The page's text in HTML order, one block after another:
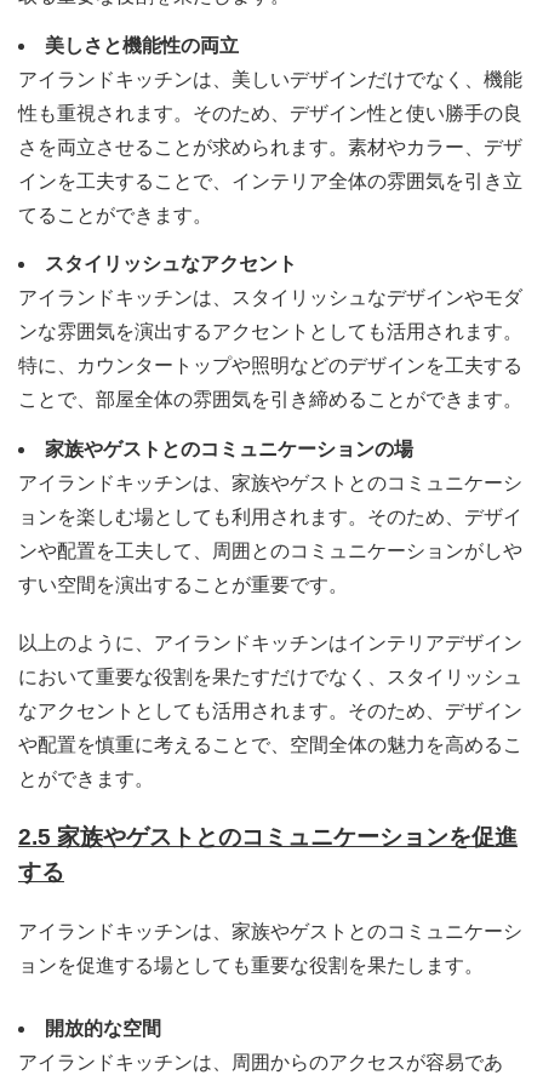
美しさと機能性の両立
アイランドキッチンは、美しいデザインだけでなく、機能
性も重視されます。そのため、デザイン性と使い勝手の良
さを両立させることが求められます。素材やカラー、デザ
インを工夫することで、インテリア全体の雰囲気を引き立
てることができます。
スタイリッシュなアクセント
アイランドキッチンは、スタイリッシュなデザインやモダ
ンな雰囲気を演出するアクセントとしても活用されます。
特に、カウンタートップや照明などのデザインを工夫する
ことで、部屋全体の雰囲気を引き締めることができます。
家族やゲストとのコミュニケーションの場
アイランドキッチンは、家族やゲストとのコミュニケーシ
ョンを楽しむ場としても利用されます。そのため、デザイ
ンや配置を工夫して、周囲とのコミュニケーションがしや
すい空間を演出することが重要です。
以上のように、アイランドキッチンはインテリアデザイン
において重要な役割を果たすだけでなく、スタイリッシュ
なアクセントとしても活用されます。そのため、デザイン
や配置を慎重に考えることで、空間全体の魅力を高めるこ
とができます。
2.5 家族やゲストとのコミュニケーションを促進
する
アイランドキッチンは、家族やゲストとのコミュニケーシ
ョンを促進する場としても重要な役割を果たします。
開放的な空間
アイランドキッチンは、周囲からのアクセスが容易であ